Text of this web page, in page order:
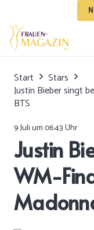
Start
Stars
Justin Bieber singt
BTS
9 Juli um 06:43 Uhr
Justin
WM-